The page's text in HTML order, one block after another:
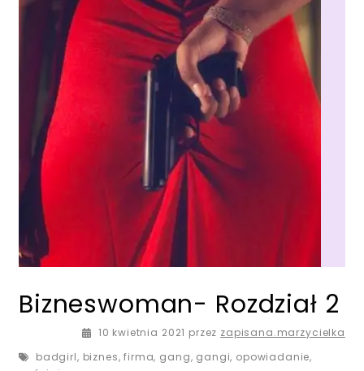
Bizneswoman- Rozdział 2
10 kwietnia 2021 10 kwietnia 2021
przez zapisana.marzycielka
badgirl, biznes,firma, gang, gangi, opowiadanie,